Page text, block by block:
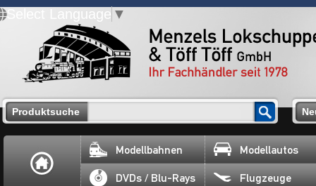
Select Language ▼
Produktsuche
Modellbahnen Modellautos
DVDs / Blu-Rays Flugzeuge